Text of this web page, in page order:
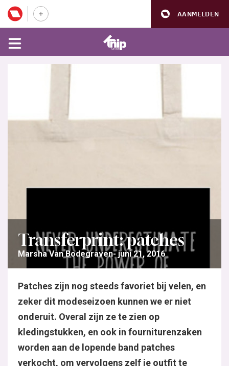
AANMELDEN
Transferprint: patches
Marsha Van Bodegraven juni 21, 2016
Patches zijn nog steeds favoriet bij velen, en
zeker dit modeseizoen kunnen we er niet
onderuit. Overal zijn ze te zien op
kledingstukken, en ook in fourniturenzaken
worden aan de lopende band patches
verkocht, om vervolgens zelf je outfit te